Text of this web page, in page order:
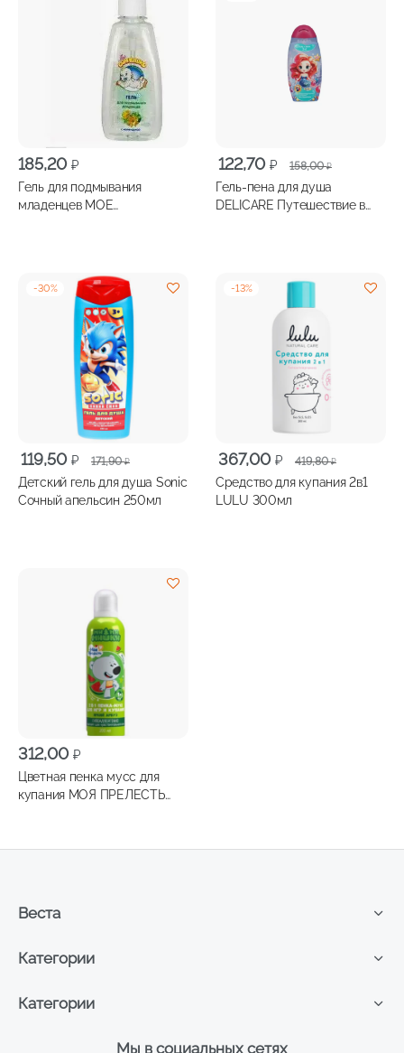
185,20 ₽
Гель для подмывания
младенцев МОЕ
158,00₽
Первоначальная
цена
составляла
122,70 ₽
Текущая
цена:
122,70 ₽.
Гель-пена для душа
DELICARE Путешествие в
-30%
171,90₽
Первоначальная
цена
составляла
119,50 ₽
Текущая
цена:
119,50 ₽.
Детский гель для душа Sonic
Сочный апельсин 250мл
-13%
419,80₽
Первоначальная
цена
составляла
367,00 ₽
Текущая
цена:
367,00 ₽.
Средство для купания 2в1
LULU 300мл
312,00 ₽
Цветная пенка мусс для
купания МОЯ ПРЕЛЕСТЬ
Мы в социальных сетях
Категории
Категории
Веста